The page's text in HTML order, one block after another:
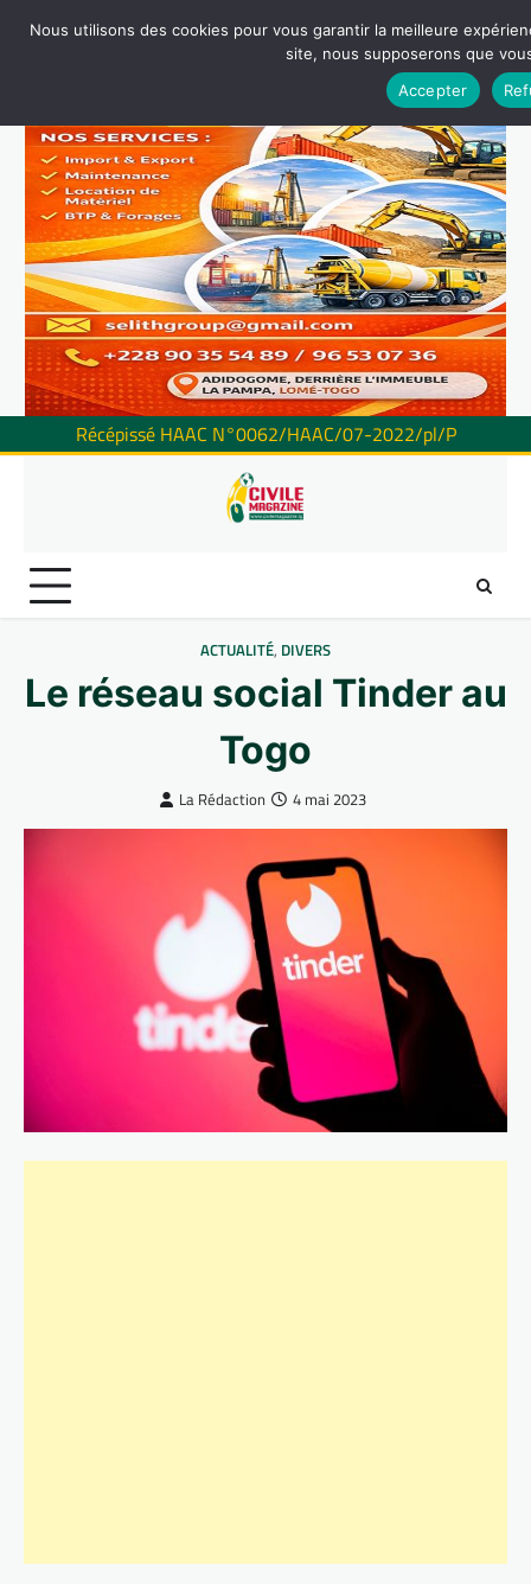
Récépissé HAAC N°0062/HAAC/07-2022/pl/P
ACTUALITÉ, DIVERS
Le réseau social Tinder au
Togo
La Rédaction 4 mai 2023
Nous utilisons des cookies pour vous garantir la meilleure
site, nous supposerons que
Accepter